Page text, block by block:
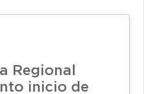
Regional
inicio de